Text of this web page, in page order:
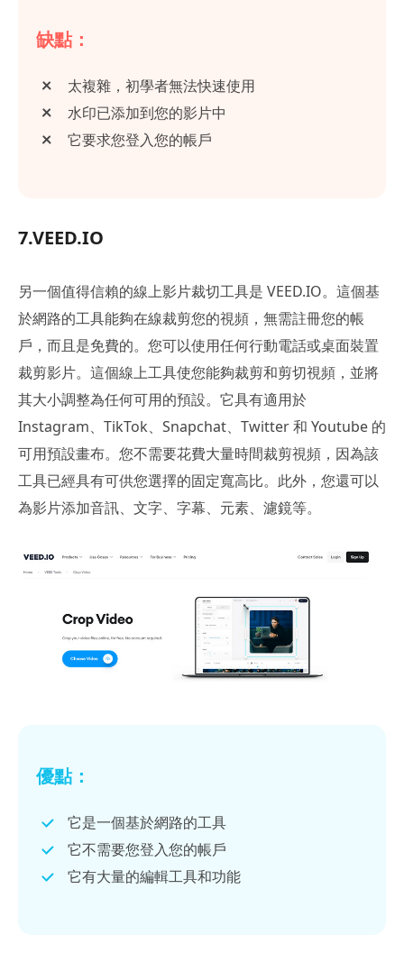
缺點：
太複雜，初學者無法快速使用
水印已添加到您的影片中
它要求您登入您的帳戶
7.VEED.IO
另一個值得信賴的線上影片裁切工具是 VEED.IO。這個基
於網路的工具能夠在線裁剪您的視頻，無需註冊您的帳
戶，而且是免費的。您可以使用任何行動電話或桌面裝置
裁剪影片。這個線上工具使您能夠裁剪和剪切視頻，並將
其大小調整為任何可用的預設。它具有適用於
Instagram、TikTok、Snapchat、Twitter 和 Youtube 的
可用預設畫布。您不需要花費大量時間裁剪視頻，因為該
工具已經具有可供您選擇的固定寬高比。此外，您還可以
為影片添加音訊、文字、字幕、元素、濾鏡等。
優點：
它是一個基於網路的工具
它不需要您登入您的帳戶
它有大量的編輯工具和功能